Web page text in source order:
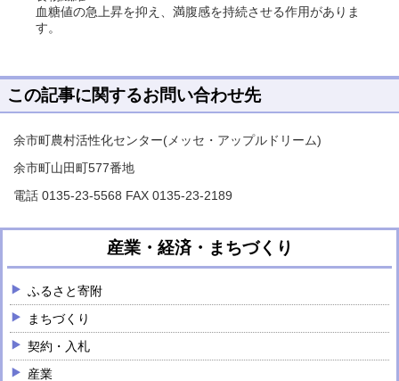
血糖値の急上昇を抑え、満腹感を持続させる作用がありま
す。
この記事に関するお問い合わせ先
余市町農村活性化センター(メッセ・アップルドリーム)
余市町山田町577番地
電話 0135-23-5568 FAX 0135-23-2189
産業・経済・まちづくり
ふるさと寄附
まちづくり
契約・入札
産業